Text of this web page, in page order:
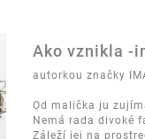
Ako vznikla -
autorkou značky
Od malička ju
Nemá rada divoké
Záleží jej na